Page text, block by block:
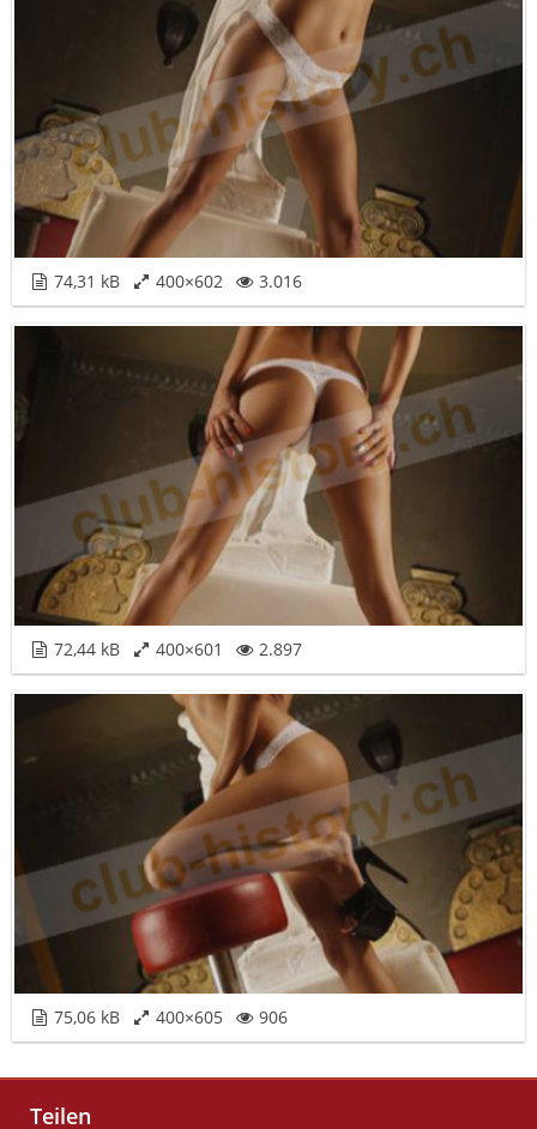
74,31 kB 400×602 3.016
72,44 kB 400×601 2.897
75,06 kB 400×605 906
Teilen